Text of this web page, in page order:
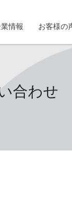
情報 お客様の
合わせ